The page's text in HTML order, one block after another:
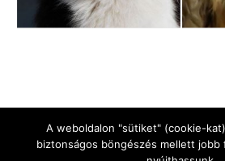
A weboldalon "sütiket" (cookie-
biztonságos böngészés mellett jobb